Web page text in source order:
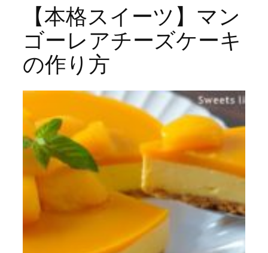
【本格スイーツ】マン
ゴーレアチーズケーキ
の作り方